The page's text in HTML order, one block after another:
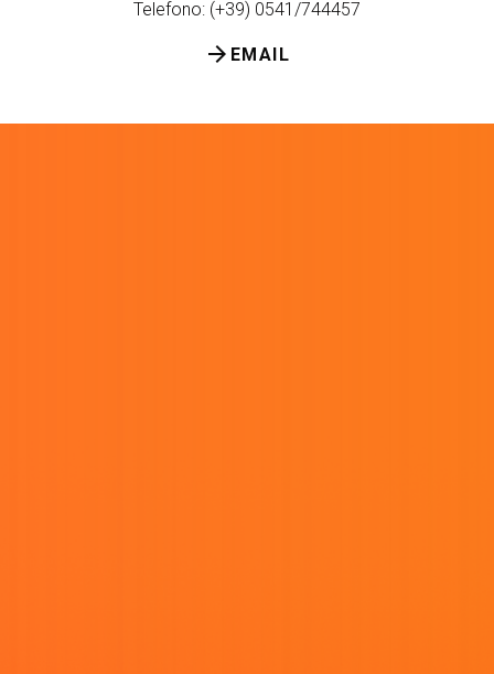
Telefono: (+39) 0541/744457
EMAIL
arrow_forward